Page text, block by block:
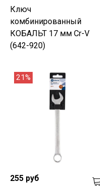
Ключ
комбинированный
КОБАЛЬТ 17 мм Cr-V
(642-920)
21%
255 руб